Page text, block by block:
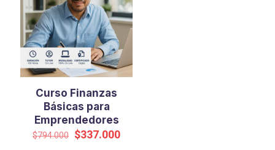
Curso Finanzas
Básicas para
Emprendedores
$794.000 El
$337.000El